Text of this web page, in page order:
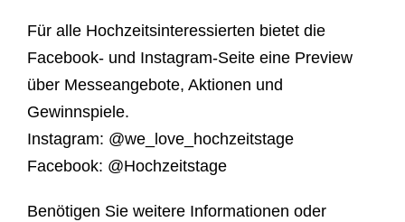
Für alle Hochzeitsinteressierten bietet die
Facebook- und Instagram-Seite eine Preview
über Messeangebote, Aktionen und
Gewinnspiele.
Instagram: @we_love_hochzeitstage
Facebook: @Hochzeitstage
Benötigen Sie weitere Informationen oder